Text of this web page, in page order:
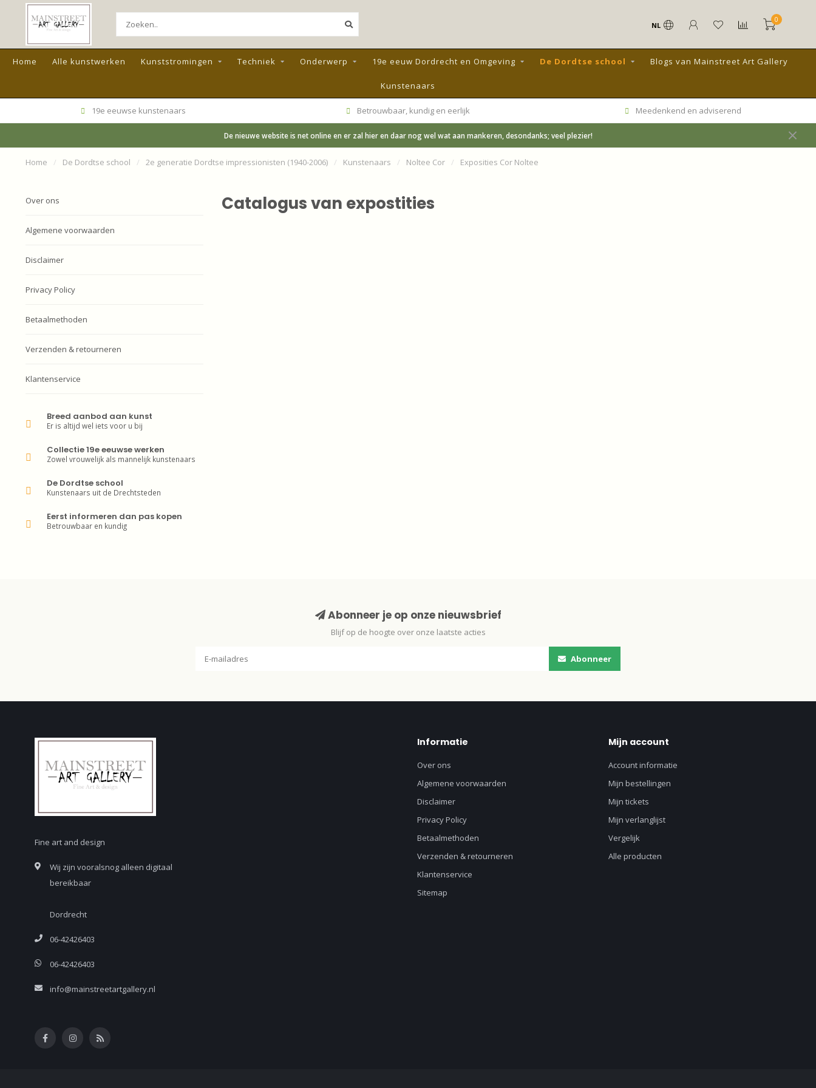
NL
0
Home Alle kunstwerken Kunststromingen Techniek Onderwerp 19e eeuw Dordrecht en Omgeving De Dordtse school Blogs van Mainstreet Art Gallery
Kunstenaars
19e eeuwse kunstenaars Betrouwbaar, kundig en eerlijk Meedenkend en adviserend
De nieuwe website is net online en er zal hier en daar nog wel wat aan mankeren, desondanks; veel plezier!
Home / De Dordtse school / 2e generatie Dordtse impressionisten (1940-2006) / Kunstenaars / Noltee Cor / Exposities Cor Noltee
Over ons
Algemene voorwaarden
Disclaimer
Privacy Policy
Betaalmethoden
Verzenden & retourneren
Klantenservice
Breed aanbod aan kunst
Er is altijd wel iets voor u bij
Collectie 19e eeuwse werken
Zowel vrouwelijk als mannelijk kunstenaars
De Dordtse school
Kunstenaars uit de Drechtsteden
Eerst informeren dan pas kopen
Betrouwbaar en kundig
Catalogus van expostities
Abonneer je op onze nieuwsbrief
Blijf op de hoogte over onze laatste acties
Abonneer
Fine art and design
Wij zijn vooralsnog alleen digitaal
bereikbaar
Dordrecht
06-42426403
06-42426403
info@mainstreetartgallery.nl
Informatie
Over ons
Algemene voorwaarden
Disclaimer
Privacy Policy
Betaalmethoden
Verzenden & retourneren
Klantenservice
Sitemap
Mijn account
Account informatie
Mijn bestellingen
Mijn tickets
Mijn verlanglijst
Vergelijk
Alle producten